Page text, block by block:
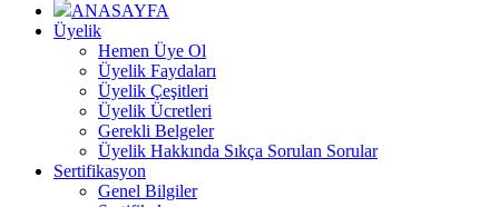
ANASAYFA
Üyelik
Hemen Üye Ol
Üyelik Faydaları
Üyelik Çeşitleri
Üyelik Ücretleri
Gerekli Belgeler
Üyelik Hakkında Sıkça Sorulan Sorular
Sertifikasyon
Genel Bilgiler